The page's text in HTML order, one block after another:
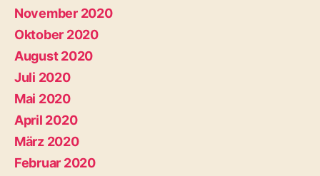
November 2020
Oktober 2020
August 2020
Juli 2020
Mai 2020
April 2020
März 2020
Februar 2020